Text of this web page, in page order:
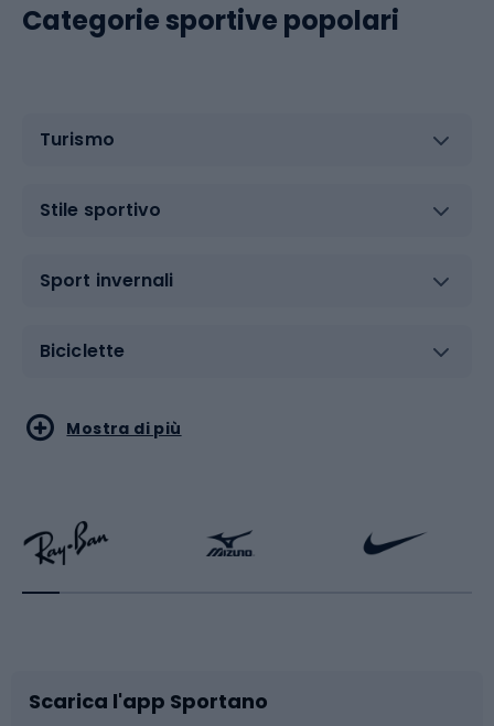
Categorie sportive popolari
Turismo
Stile sportivo
Sport invernali
Biciclette
Sport acquatici
Bikepacking
Bushcraft
Sport di arti marziali
Sport con le racchette
Slitte e slittini
Mostra di più
Scarica l'app Sportano